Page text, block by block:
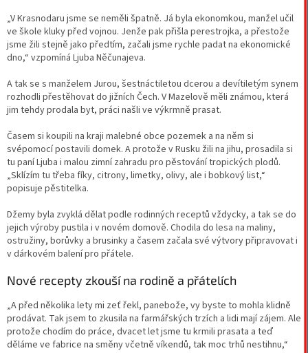
„V Krasnodaru jsme se neměli špatně. Já byla ekonomkou, manžel učil
ve škole kluky před vojnou. Jenže pak přišla perestrojka, a přestože
jsme žili stejně jako předtím, začali jsme rychle padat na ekonomické
dno,“ vzpomíná Ljuba Něčunajeva.
A tak se s manželem Jurou, šestnáctiletou dcerou a devítiletým synem
rozhodli přestěhovat do jižních Čech. V Mazelově měli známou, která
jim tehdy prodala byt, práci našli ve výkrmně prasat.
Časem si koupili na kraji malebné obce pozemek a na něm si
svépomocí postavili domek. A protože v Rusku žili na jihu, prosadila si
tu paní Ljuba i malou zimní zahradu pro pěstování tropických plodů.
„Sklízím tu třeba fíky, citrony, limetky, olivy, ale i bobkový list,“
popisuje pěstitelka.
Džemy byla zvyklá dělat podle rodinných receptů vždycky, a tak se do
jejich výroby pustila i v novém domově. Chodila do lesa na maliny,
ostružiny, borůvky a brusinky a časem začala své výtvory připravovat i
v dárkovém balení pro přátele.
Nové recepty zkouší na rodině a přátelích
„A před několika lety mi zeť řekl, panebože, vy byste to mohla klidně
prodávat. Tak jsem to zkusila na farmářských trzích a lidi mají zájem. Ale
protože chodím do práce, dvacet let jsme tu krmili prasata a teď
děláme ve fabrice na směny včetně víkendů, tak moc trhů nestihnu,“